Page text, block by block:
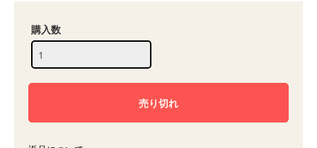
購入数